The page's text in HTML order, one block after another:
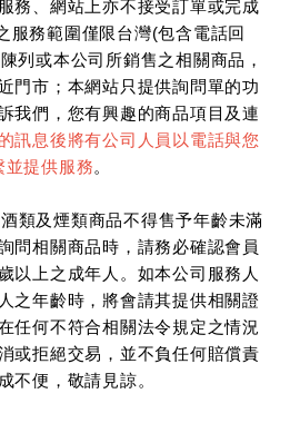
務、網站上亦不接受訂單或完成
服務範圍僅限台灣(包含電話回
列或本公司所銷售之相關商品，
門市；本網站只提供詢問單的功
我們，您有興趣的商品項目及連
訊息後將有公司人員以電話與您
並提供服務。
類及煙類商品不得售予年齡未滿
問相關商品時，請務必確認會員
以上之成年人。如本公司服務人
之年齡時，將會請其提供相關證
任何不符合相關法令規定之情況
或拒絕交易，並不負任何賠償責
不便，敬請見諒。